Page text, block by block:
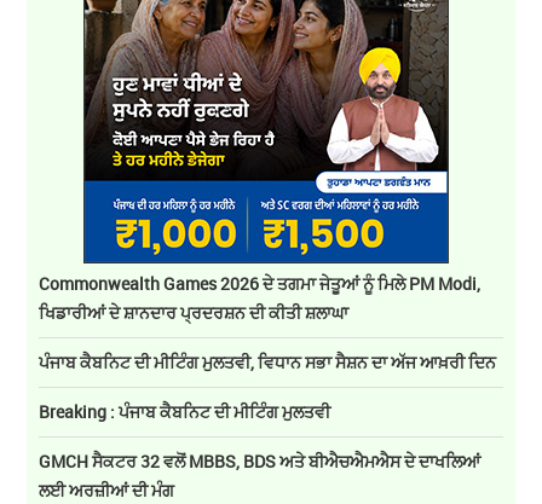
Commonwealth Games 2026 ਦੇ ਤਗਮਾ ਜੇਤੂਆਂ ਨੂੰ ਮਿਲੇ PM Modi,
ਖਿਡਾਰੀਆਂ ਦੇ ਸ਼ਾਨਦਾਰ ਪ੍ਰਦਰਸ਼ਨ ਦੀ ਕੀਤੀ ਸ਼ਲਾਘਾ
ਪੰਜਾਬ ਕੈਬਨਿਟ ਦੀ ਮੀਟਿੰਗ ਮੁਲਤਵੀ, ਵਿਧਾਨ ਸਭਾ ਸੈਸ਼ਨ ਦਾ ਅੱਜ ਆਖ਼ਰੀ ਦਿਨ
Breaking : ਪੰਜਾਬ ਕੈਬਨਿਟ ਦੀ ਮੀਟਿੰਗ ਮੁਲਤਵੀ
GMCH ਸੈਕਟਰ 32 ਵਲੋਂ MBBS, BDS ਅਤੇ ਬੀਐਚਐਮਐਸ ਦੇ ਦਾਖਲਿਆਂ
ਲਈ ਅਰਜ਼ੀਆਂ ਦੀ ਮੰਗ